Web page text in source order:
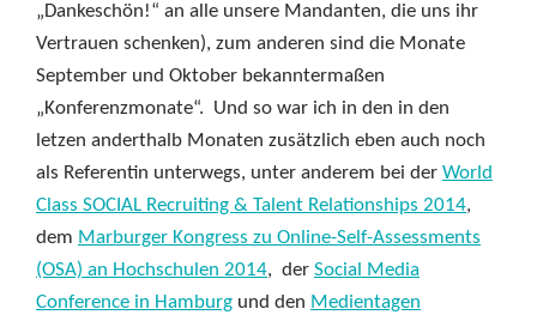
„Dankeschön!“ an alle unsere Mandanten, die uns ihr
Vertrauen schenken), zum anderen sind die Monate
September und Oktober bekanntermaßen
„Konferenzmonate“. Und so war ich in den in den
letzen anderthalb Monaten zusätzlich eben auch noch
als Referentin unterwegs, unter anderem bei der World
Class SOCIAL Recruiting & Talent Relationships 2014,
dem Marburger Kongress zu Online-Self-Assessments
(OSA) an Hochschulen 2014, der Social Media
Conference in Hamburg und den Medientagen